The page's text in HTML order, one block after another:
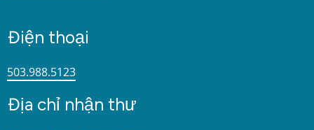
Điện thoại
503.988.5123
Địa chỉ nhận thư